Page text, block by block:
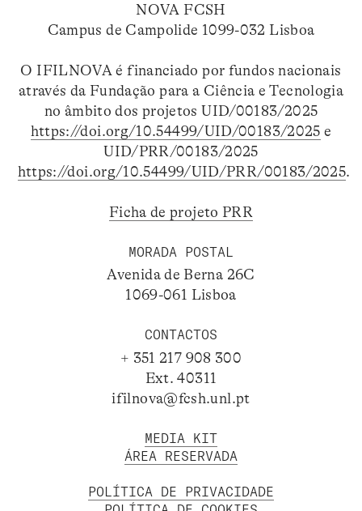
NOVA FCSH
Campus de Campolide 1099-032 Lisboa
O IFILNOVA é financiado por fundos nacionais
através da Fundação para a Ciência e Tecnologia
no âmbito dos projetos UID/00183/2025
https://doi.org/10.54499/UID/00183/2025 e
UID/PRR/00183/2025
https://doi.org/10.54499/UID/PRR/00183/2025.
Ficha de projeto PRR
MORADA POSTAL
Avenida de Berna 26C
1069-061 Lisboa
CONTACTOS
+ 351 217 908 300
Ext. 40311
ifilnova@fcsh.unl.pt
MEDIA KIT
ÁREA RESERVADA
POLÍTICA DE PRIVACIDADE